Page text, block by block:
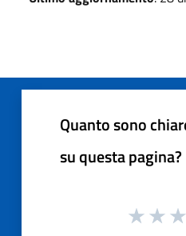
Quanto sono
su questa pagina?